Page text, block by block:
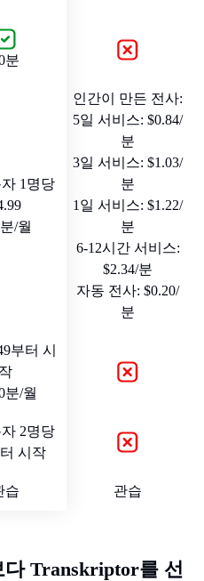
분
1명당
/월
인간이 만든 전사:
5일 서비스: $0.84/
분
3일 서비스: $1.03/
분
1일 서비스: $1.22/
분
6-12시간 서비스:
$2.34/분
자동 전사: $0.20/
분
부터 시
작
분/월
2명당
시작
습 관습
Transkriptor를 선